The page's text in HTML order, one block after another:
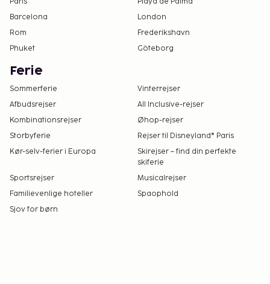
Barcelona
London
Rom
Frederikshavn
Phuket
Göteborg
Ferie
Sommerferie
Vinterrejser
Afbudsrejser
All Inclusive-rejser
Kombinationsrejser
Øhop-rejser
Storbyferie
Rejser til Disneyland® Paris
Kør-selv-ferier i Europa
Skirejser – find din perfekte
skiferie
Sportsrejser
Musicalrejser
Familievenlige hoteller
Spaophold
Sjov for børn